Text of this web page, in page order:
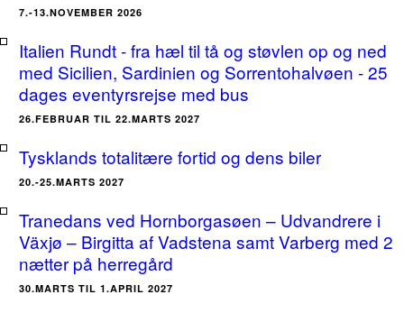
7.-13.NOVEMBER 2026
Italien Rundt - fra hæl til tå og støvlen op og ned
med Sicilien, Sardinien og Sorrentohalvøen - 25
dages eventyrsrejse med bus
26.FEBRUAR TIL 22.MARTS 2027
Tysklands totalitære fortid og dens biler
20.-25.MARTS 2027
Tranedans ved Hornborgasøen – Udvandrere i
Växjø – Birgitta af Vadstena samt Varberg med 2
nætter på herregård
30.MARTS TIL 1.APRIL 2027